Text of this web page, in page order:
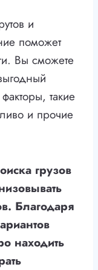
и
поможет
Вы сможете
такие
и прочие
грузов
Благодаря
находить